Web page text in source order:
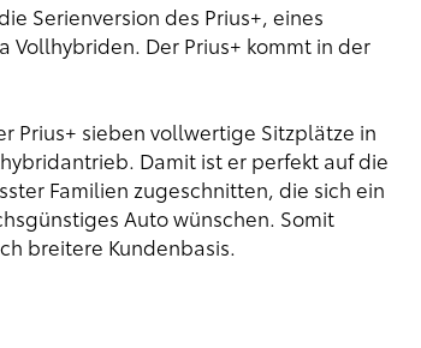
Serienversion des Prius+, eines
Vollhybriden. Der Prius+ kommt in der
Prius+ sieben vollwertige Sitzplätze in
Damit ist er perfekt auf die
Familien zugeschnitten, die sich ein
Auto wünschen. Somit
breitere Kundenbasis.